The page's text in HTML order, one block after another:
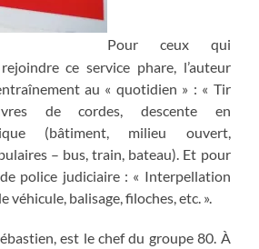
Pour ceux qui
ce service phare, l’auteur
au « quotidien » : « Tir
de cordes, descente en
(bâtiment, milieu ouvert,
– bus, train, bateau). Et pour
police judiciaire : « Interpellation
véhicule, balisage, filoches, etc. ».
est le chef du groupe 80. À